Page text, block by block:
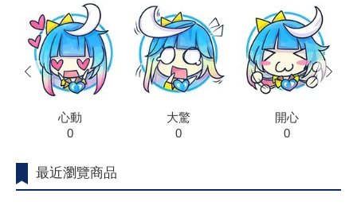
心動
0
大驚
0
開心
0
prev next
最近瀏覽商品